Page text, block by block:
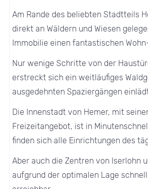
Am Rande des beliebten Stadtteils
direkt an Wäldern und Wiesen
Immobilie einen fantastischen
Nur wenige Schritte von der
erstreckt sich ein weitläufiges
ausgedehnten Spaziergängen
Die Innenstadt von Hemer, mit
Freizeitangebot, ist in
finden sich alle Einrichtungen des
Aber auch die Zentren von Iserlohn
aufgrund der optimalen Lage